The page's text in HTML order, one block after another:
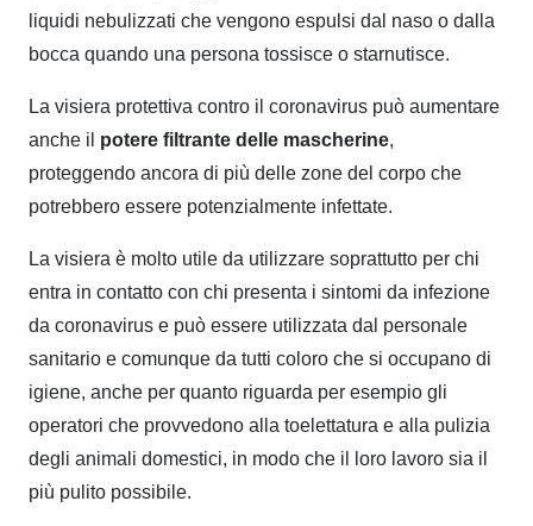
liquidi nebulizzati che vengono espulsi dal naso o dalla
bocca quando una persona tossisce o starnutisce.
La visiera protettiva contro il coronavirus può aumentare
anche il potere filtrante delle mascherine,
proteggendo ancora di più delle zone del corpo che
potrebbero essere potenzialmente infettate.
La visiera è molto utile da utilizzare soprattutto per chi
entra in contatto con chi presenta i sintomi da infezione
da coronavirus e può essere utilizzata dal personale
sanitario e comunque da tutti coloro che si occupano di
igiene, anche per quanto riguarda per esempio gli
operatori che provvedono alla toelettatura e alla pulizia
degli animali domestici, in modo che il loro lavoro sia il
più pulito possibile.